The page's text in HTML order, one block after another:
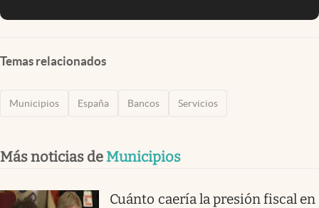
Temas relacionados
Municipios España Bancos Servicios
Más noticias de Municipios
Cuánto caería la presión fiscal en